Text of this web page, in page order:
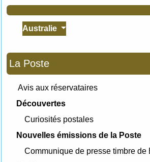
Australie
La Poste
Avis aux réservataires
Découvertes
Curiosités postales
Nouvelles émissions de la Poste
Communique de presse timbre de